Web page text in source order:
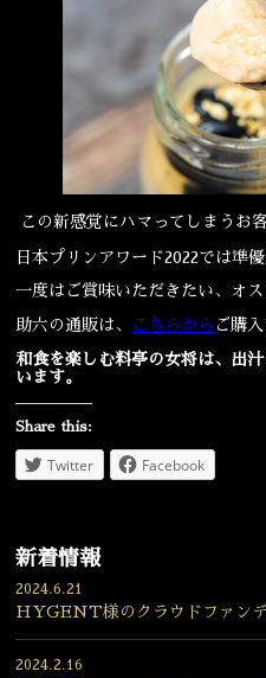
この新感覚にハマってしまうお
日本プリンアワード2022では準
一度はご賞味いただきたい、オ
助六の通販は、 こちらから ご購
和食を楽しむ料亭の女将は、出
います。
Share this:
Twitter Facebook
新着情報
2024.6.21
HYGENT様のクラウドファンデ
2024.2.16